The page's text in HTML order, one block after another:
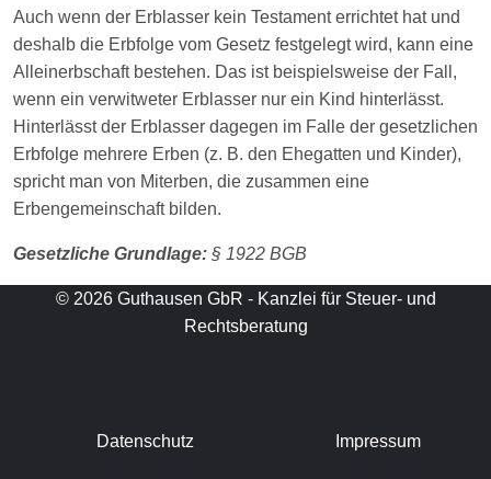
Auch wenn der Erblasser kein Testament errichtet hat und
deshalb die Erbfolge vom Gesetz festgelegt wird, kann eine
Alleinerbschaft bestehen. Das ist beispielsweise der Fall,
wenn ein verwitweter Erblasser nur ein Kind hinterlässt.
Hinterlässt der Erblasser dagegen im Falle der gesetzlichen
Erbfolge mehrere Erben (z. B. den Ehegatten und Kinder),
spricht man von Miterben, die zusammen eine
Erbengemeinschaft bilden.
Gesetzliche Grundlage: § 1922 BGB
© 2026 Guthausen GbR - Kanzlei für Steuer- und
Rechtsberatung
Datenschutz Impressum